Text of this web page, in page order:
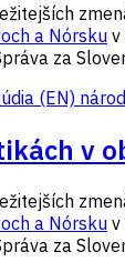
a Nórsku v
za
(EN)
v
a Nórsku v
za